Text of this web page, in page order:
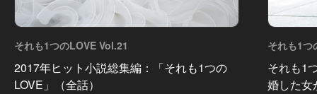
それも1つのLOVE Vol.21
2017年ヒット小説総集編：「それも1つの
LOVE」（全話）
それも1
それも1
婚した女